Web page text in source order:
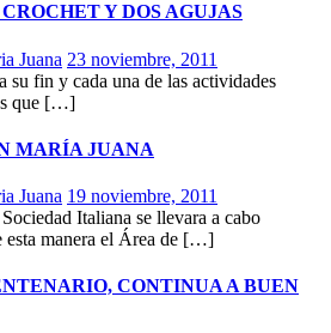
Y DOS AGUJAS
Juana 23 noviembre, 2011
su fin y cada una de las actividades
que […]
MARÍA JUANA
Juana 19 noviembre, 2011
Italiana se llevara a cabo
manera el Área de […]
CONTINUA A BUEN